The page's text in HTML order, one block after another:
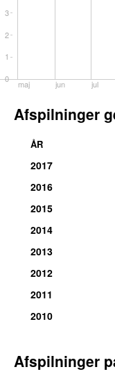
maj jun jul
0
1
2
3
Afspilninger
ÅR
2017
2016
2015
2014
2013
2012
2011
2010
Afspilninger